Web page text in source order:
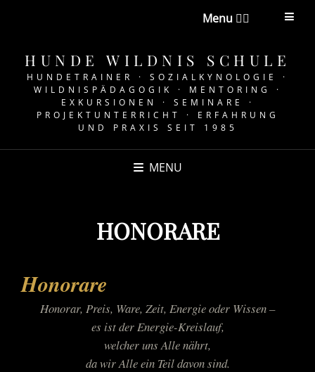
Menu 👉🏼
HUNDE WILDNIS SCHULE
HUNDETRAINER · SOZIALKYNOLOGIE ·
WILDNISPÄDAGOGIK · MENTORING ·
EXKURSIONEN · SEMINARE ·
PROJEKTUNTERRICHT · ERFAHRUNG
UND PRAXIS SEIT 1985
MENU
HONORARE
Honorare
Honorar, Preis, Ware, Zeit, Energie oder Wissen –
es ist der Energie-Kreislauf,
welcher uns Alle nährt,
da wir Alle ein Teil davon sind.